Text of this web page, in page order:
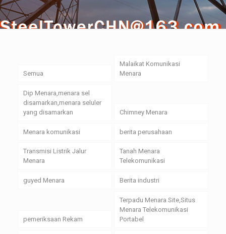
Semua
Malaikat Komunikasi
Menara
Dip Menara,menara sel
disamarkan,menara seluler
yang disamarkan
Chimney Menara
Menara komunikasi berita perusahaan
Transmisi Listrik Jalur
Menara
Tanah Menara
Telekomunikasi
guyed Menara Berita industri
pemeriksaan Rekam
Terpadu Menara Site,Situs
Menara Telekomunikasi
Portabel